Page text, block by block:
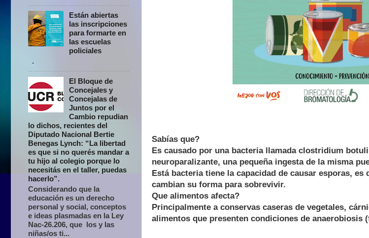
Sabías que?
Es causado por una bacteria llamada clostridium
neuroparalizante, una pequeña ingesta de la misma
Está bacteria tiene la capacidad de causar esporas,
cambian su forma para sobrevivir.
Que alimentos afecta?
Principalmente a conservas caseras de vegetales,
alimentos que presenten condiciones de anaerobiosis
Están abiertas
las inscripciones
para formarte en
las escuelas
policiales
.
El Bloque de
Concejales y
Concejalas de
Juntos por el
Cambio repudian
lo dichos, recientes del
Diputado Nacional Bertie
Benegas Lynch: “La libertad
es que si no querés mandar a
tu hijo al colegio porque lo
necesitás en el taller, puedas
hacerlo”.
Considerando que la
educación es un derecho
personal y social, conceptos
e ideas plasmadas en la Ley
Nac-26.206, que los y las
niñas/os ti...